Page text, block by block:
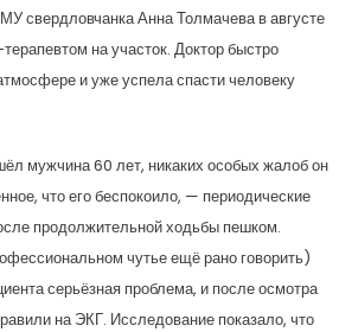
свердловчанка Анна Толмачева в августе
на участок. Доктор быстро
и уже успела спасти человеку
мужчина 60 лет, никаких особых жалоб он
что его беспокоило, — периодические
продолжительной ходьбы пешком.
чутье ещё рано говорить)
серьёзная проблема, и после осмотра
на ЭКГ. Исследование показало, что